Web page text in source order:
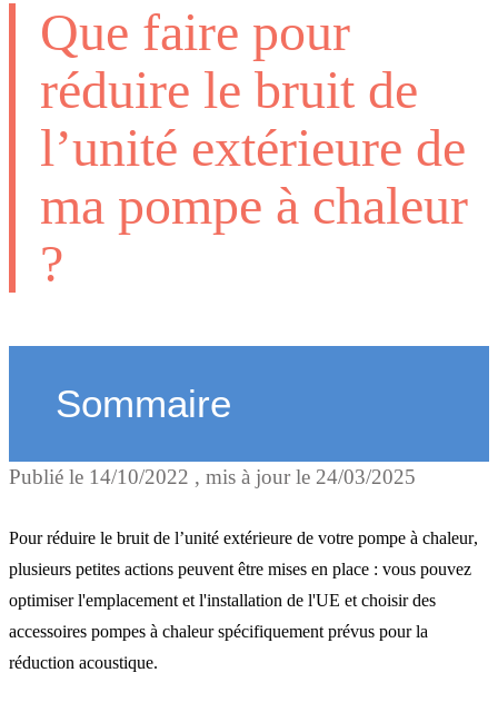
Que faire pour
réduire le bruit de
l’unité extérieure de
ma pompe à chaleur
?
Sommaire
Le bruit de l'unité
Les bonnes pratiques
d'installation de l'unité
extérieure
Publié le 14/10/2022 , mis à jour le 24/03/2025
Pour réduire le bruit de l’unité extérieure de votre pompe à chaleur,
plusieurs petites actions peuvent être mises en place : vous pouvez
optimiser l'emplacement et l'installation de l'UE et choisir des
accessoires pompes à chaleurspécifiquement prévus pour la
réduction acoustique.